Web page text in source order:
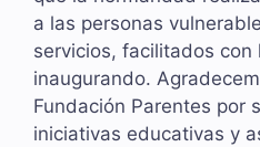
a las personas
servicios, facilitados con
inaugurando.
Fundación Parentes por
iniciativas educativas y